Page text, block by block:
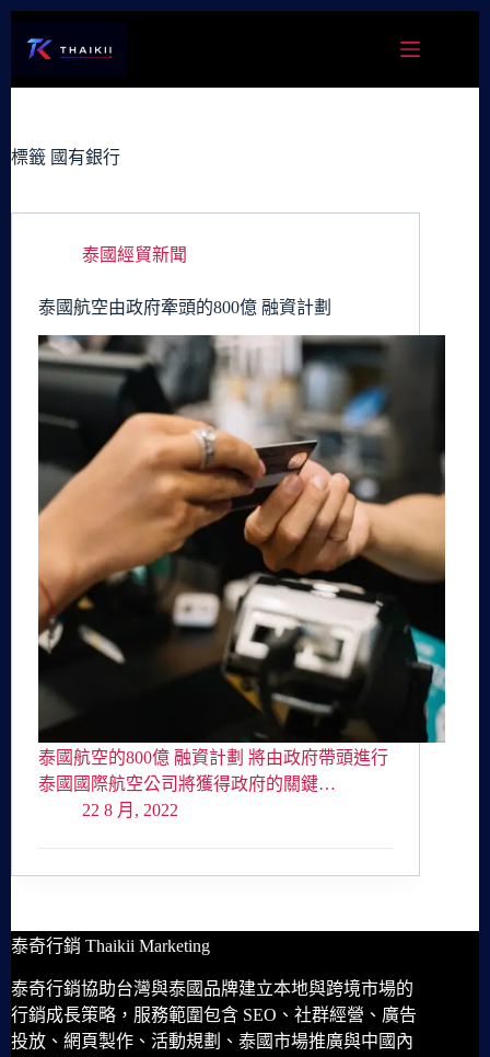
容
標籤 國有銀行
泰國經貿新聞
泰國航空由政府牽頭的800億 融資計劃
泰國航空的800億 融資計劃 將由政府帶頭進行
泰國國際航空公司將獲得政府的關鍵…
22 8 月, 2022
泰奇行銷 Thaikii Marketing
泰奇行銷協助台灣與泰國品牌建立本地與跨境市場的
行銷成長策略，服務範圍包含 SEO、社群經營、廣告
投放、網頁製作、活動規劃、泰國市場推廣與中國內